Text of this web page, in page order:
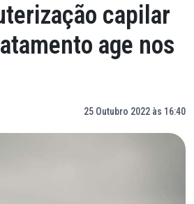
capilar
age nos
25 Outubro 2022 às 16:40